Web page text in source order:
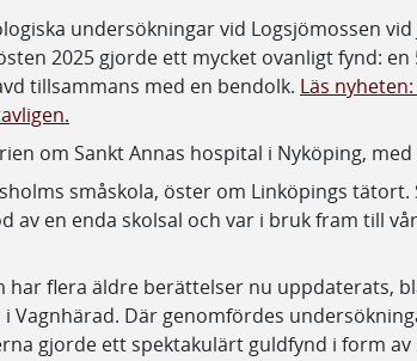
undersökningar vid Logsjömossen
2025 gjorde ett mycket ovanligt fynd: en
tillsammans med en bendolk. Läs
om Sankt Annas hospital i Nyköping,
småskola, öster om Linköpings tätort.
av en enda skolsal och var i bruk fram till
har flera äldre berättelser nu uppdaterats,
i Vagnhärad. Där genomfördes
gjorde ett spektakulärt guldfynd i form av